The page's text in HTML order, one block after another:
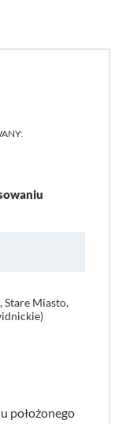
Stare Miasto,
położonego